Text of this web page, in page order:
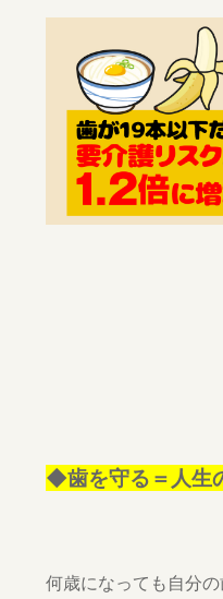
◆歯を守る＝人生
何歳になっても自分